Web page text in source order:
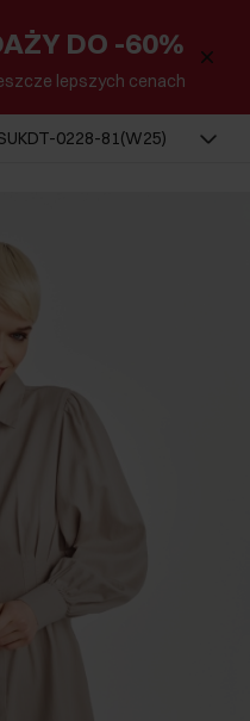
DO -60%
lepszych cenach
0228-81(W25)